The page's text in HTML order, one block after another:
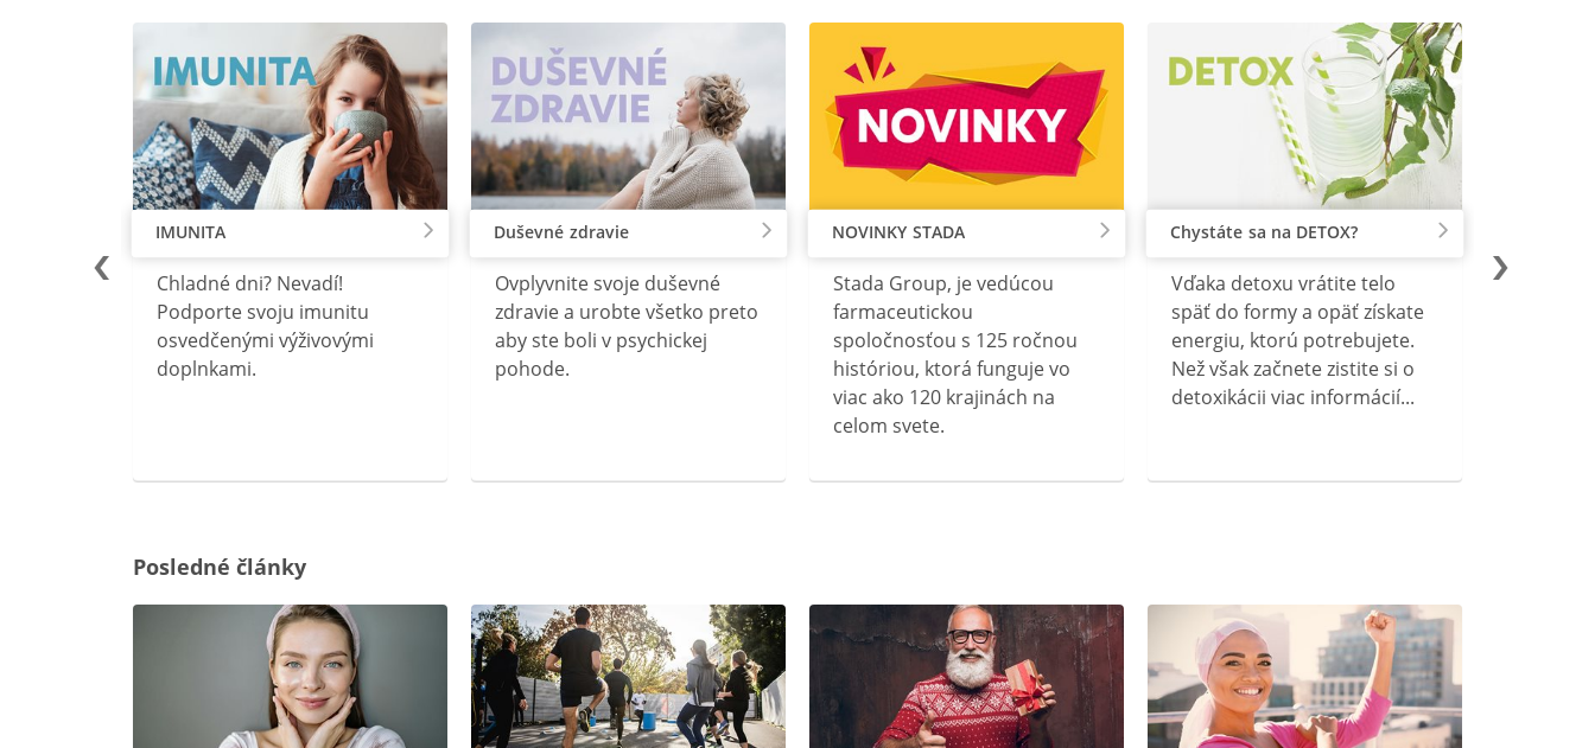
IMUNITA
Chladné dni? Nevadí!
Podporte svoju imunitu
osvedčenými výživovými
doplnkami.
Duševné zdravie
Ovplyvnite svoje duševné
zdravie a urobte všetko preto
aby ste boli v psychickej
pohode.
NOVINKY STADA
Stada Group, je vedúcou
farmaceutickou
spoločnosťou s 125 ročnou
históriou, ktorá funguje vo
viac ako 120 krajinách na
celom svete.
Chystáte sa na DETOX?
Vďaka detoxu vrátite telo
späť do formy a opäť získate
energiu, ktorú potrebujete.
Než však začnete zistite si o
detoxikácii viac informácií...
Posledné články